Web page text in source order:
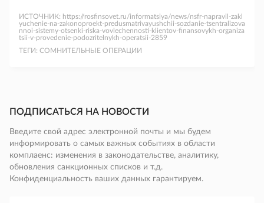
ИСТОЧНИК: https://rosfinsovet.ru/informatsiya/news/nsfr-napravil-zakl
yuchenie-na-zakonoproekt-predusmatrivayushchii-sozdanie-tsentralizova
nnoi-sistemy-otsenki-riska-vovlechennosti-klientov-finansovykh-organiza
tsii-v-provedenie-podozritelnykh-operatsii-2859
ТЕГИ: СОМНИТЕЛЬНЫЕ ОПЕРАЦИИ
ПОДПИСАТЬСЯ НА НОВОСТИ
Введите свой адрес электронной почты и мы будем
информировать о самых важных событиях в области
комплаенс: изменения в законодательстве, аналитику,
обновления санкционных списков и т.д.
Конфиденциальность ваших данных гарантируем.